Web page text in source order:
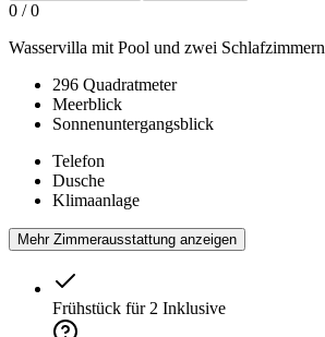
0 /0
Wasservilla mit Pool und zwei Schlafzimmern
296 Quadratmeter
Meerblick
Sonnenuntergangsblick
Telefon
Dusche
Klimaanlage
Mehr Zimmerausstattung anzeigen
Frühstück für 2 Inklusive